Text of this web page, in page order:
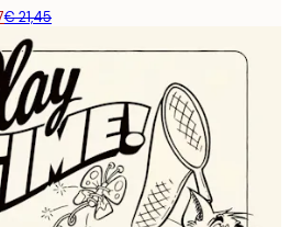
€ 21,45